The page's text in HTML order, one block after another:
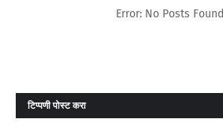
Error: No Posts Found
टिप्पणी पोस्ट करा